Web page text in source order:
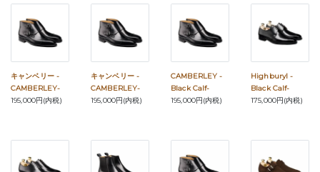
キャンベリー -
CAMBERLEY-
195,000円(内税)
キャンベリー -
CAMBERLEY-
195,000円(内税)
CAMBERLEY -
Black Calf-
195,000円(内税)
Highburyl -
Black Calf-
175,000円(内税)